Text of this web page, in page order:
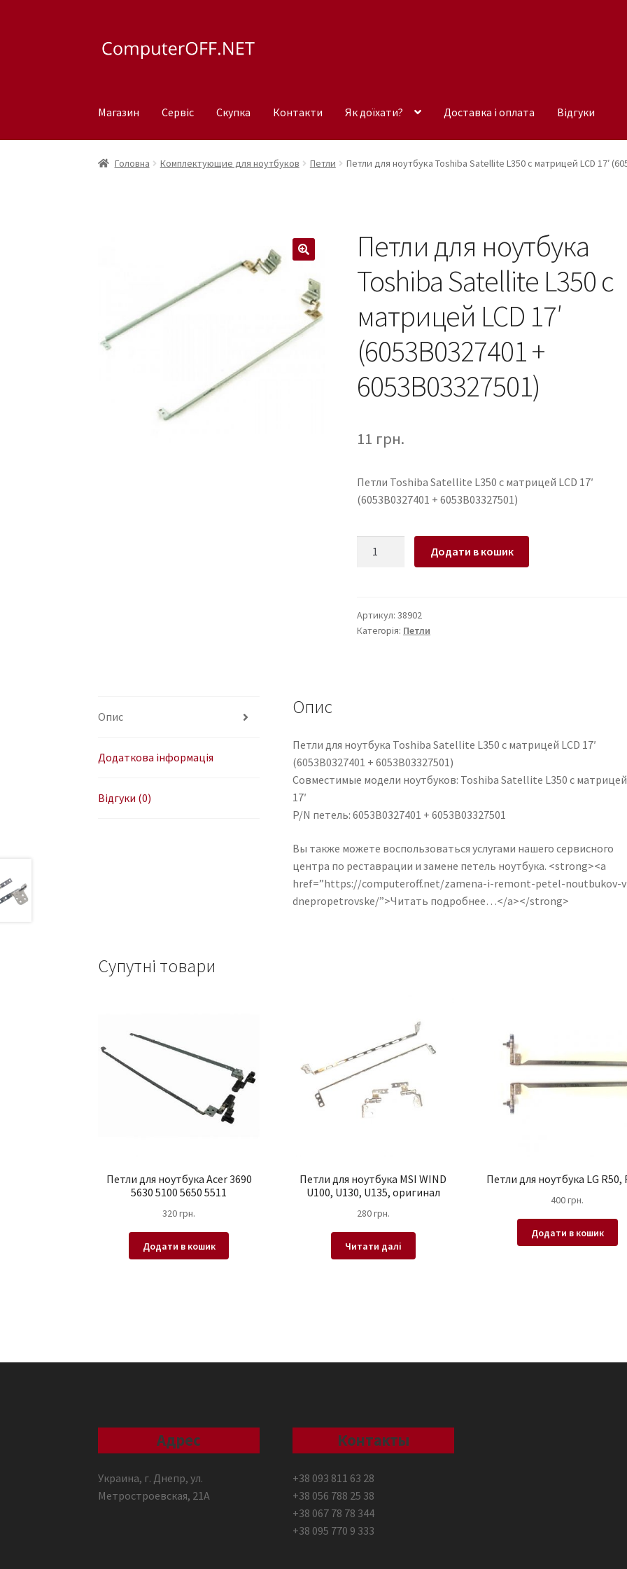
до
до
Магазин Сервіс Скупка Контакти Як доїхати? Доставка і оплата Відгуки
Головна Комплектующие для ноутбуков Петли Петли для ноутбука Toshiba Satellite L350 c матрицей LCD 17′
Петли для ноутбука
Toshiba Satellite L350 c
матрицей LCD 17′
(6053B0327401 +
6053B03327501)
11 грн.
Петли Toshiba Satellite L350 c матрицей LCD 17′
(6053B0327401 + 6053B03327501)
Satellite
L350
6053B03327501)
Додати в кошик
Артикул:38902
Категорія: Петли
Опис
Додаткова інформація
Відгуки (0)
Опис
Петли для ноутбука Toshiba Satellite L350 c матрицей LCD 17′
(6053B0327401 + 6053B03327501)
Совместимые модели ноутбуков: Toshiba Satellite L350 c матрицей
17′
P/N петель: 6053B0327401 + 6053B03327501
Вы также можете воспользоваться услугами нашего сервисного
центра по реставрации и замене петель ноутбука. <strong><a
href=”https://computeroff.net/zamena-i-remont-petel-noutbukov-
dnepropetrovske/”>Читать подробнее…</a></strong>
Супутні товари
Петли для ноутбука Acer 3690
5630 5100 5650 5511
320грн.
Додати в кошик
Петли для ноутбука MSI WIND
U100, U130, U135, оригинал
280грн.
Читати далі
Петли для ноутбука LG R50,
400грн.
Додати в кошик
Адрес
Украина, г. Днепр, ул.
Метростроевская, 21А
Контакты
+38 093 811 63 28
+38 056 788 25 38
+38 067 78 78 344
+38 095 770 9 333